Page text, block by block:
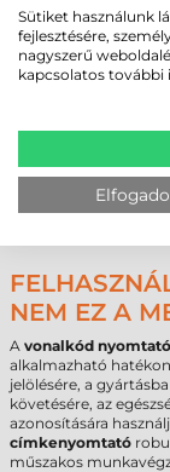
Modell
Kategória
Technológia
Felbontás
Belső cséve átmérő
Garancia idő
NEM EZ A
A vonalkód nyomtató
alkalmazható
jelölésére, a
követésére, az
azonosítására
címkenyomtató
műszakos
Sütiket használunk
fejlesztésére,
nagyszerű
kapcsolatos további